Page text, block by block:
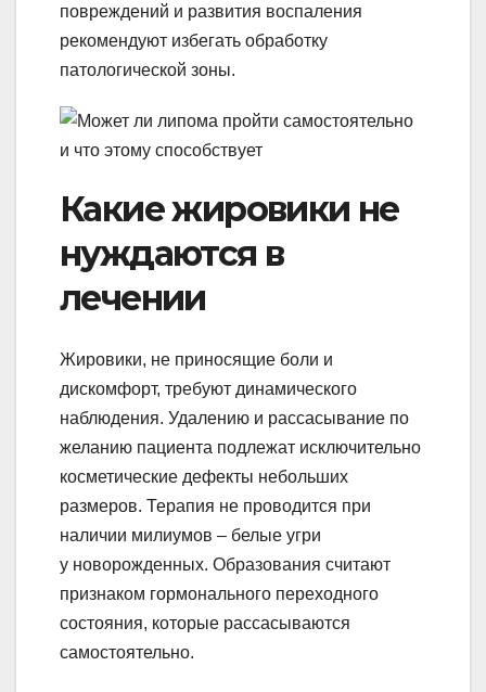
повреждений и развития воспаления
рекомендуют избегать обработку
патологической зоны.
Какие жировики не
нуждаются в
лечении
Жировики, не приносящие боли и
дискомфорт, требуют динамического
наблюдения. Удалению и рассасывание по
желанию пациента подлежат исключительно
косметические дефекты небольших
размеров. Терапия не проводится при
наличии милиумов – белые угри
у новорожденных. Образования считают
признаком гормонального переходного
состояния, которые рассасываются
самостоятельно.